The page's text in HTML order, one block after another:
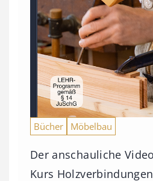
Bücher Möbelbau
Der anschauliche
Kurs